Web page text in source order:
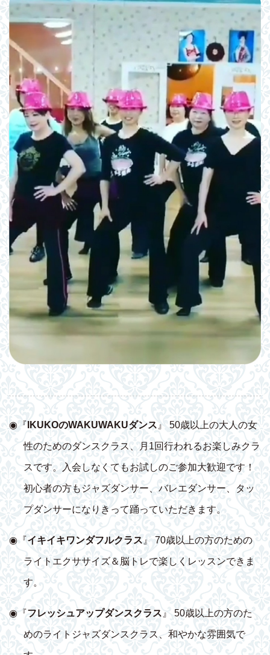
◉『 IKUKOのWAKUWAKUダンス 』 50歳以上の大人の女
性のためのダンスクラス、月1回行われるお楽しみクラ
スです。入会しなくてもお試しのご参加大歓迎です！
初心者の方もジャズダンサー、バレエダンサー、タッ
プダンサーになりきって踊っていただきます。
◉『イキイキワンダフルクラス 』 70歳以上の方のための
ライトエクササイズ＆脳トレで楽しくレッスンできま
す。
◉『フレッシュアップダンスクラス』 50歳以上の方のた
めのライトジャズダンスクラス、和やかな雰囲気で